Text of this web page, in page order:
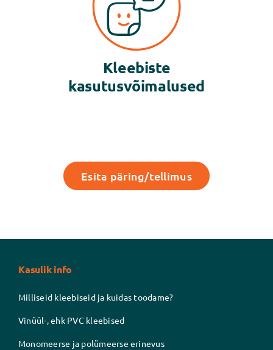
Kleebiste
kasutusvõimalused
Esita päring/tellimus
Kasulik info
Milliseid kleebiseid ja kuidas toodame?
Vinüül-, ehk PVC kleebised
Monomeerse ja polümeerse erinevus